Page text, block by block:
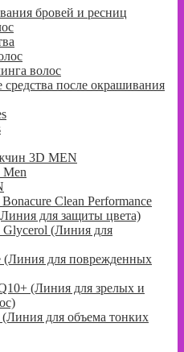
бровей и ресниц
волос
после окрашивания
3D MEN
Clean Performance
для защиты цвета)
(Линия для
(Линия для поврежденных
(Линия для зрелых и
для объема тонких